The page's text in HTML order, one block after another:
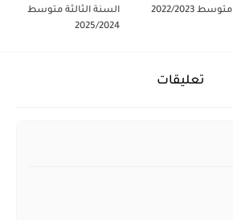
متوسط 2022/2023
السنة الثالثة متوسط
2025/2024
تعليقات